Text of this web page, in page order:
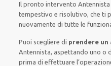
Il pronto intervento
tempestivo e risolutivo, che ti
nuovamente di tutte le
Puoi scegliere di prendere un
Antennista, aspettandouno o
prima dieffettuare